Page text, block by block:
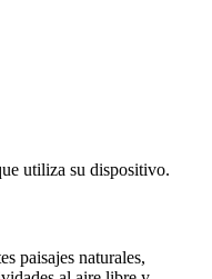
utiliza su dispositivo.
paisajes naturales,